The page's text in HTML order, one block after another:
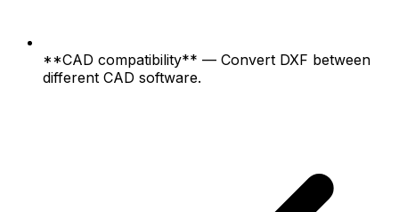
**CAD compatibility** — Convert DXF between
different CAD software.